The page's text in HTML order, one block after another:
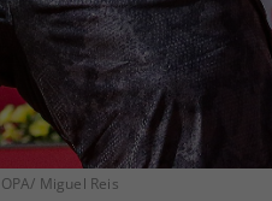
Miguel Reis